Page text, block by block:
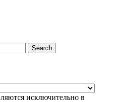
Search
исключительно в